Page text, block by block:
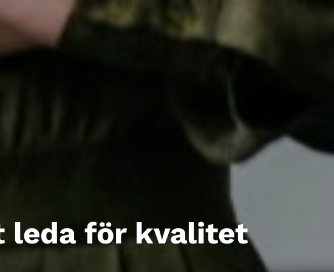
leda för kvalitet